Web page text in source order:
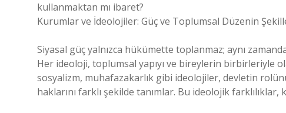
kullanmaktan mı ibaret?
Kurumlar ve İdeolojiler: Güç ve Toplumsal Düzenin
Siyasal güç yalnızca hükümette toplanmaz; aynı
Her ideoloji, toplumsal yapıyı ve bireylerin birbirleriyle
sosyalizm, muhafazakarlık gibi ideolojiler, devletin
haklarını farklı şekilde tanımlar. Bu ideolojik